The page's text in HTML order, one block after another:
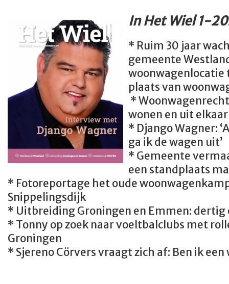
In Het Wiel 1-
* Ruim 30 jaar
gemeente
woonwagenlocatie
plaats van
*
wonen en uit
* Django Wagner:
ga ik de wagen uit’
* Gemeente
een standplaats
* Fotoreportage het oude
Snippelingsdijk
* Uitbreiding Groningen en Emmen:
* Tonny op zoek naar voeltbalclubs met
Groningen
* Sjereno Cörvers vraagt zich af: Ben ik